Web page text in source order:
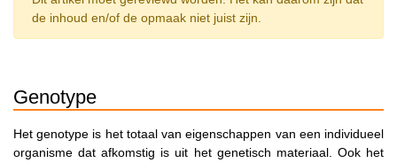
de inhoud en/of de opmaak niet juist zijn.
Genotype
Het genotype is het totaal van eigenschappen van een individueel
organisme dat afkomstig is uit het genetisch materiaal. Ook het